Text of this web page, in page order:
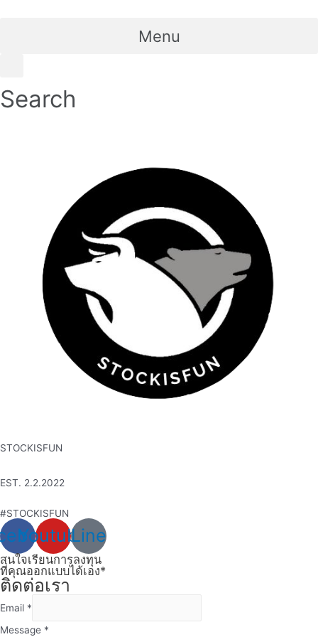
Menu
Search
STOCKISFUN
EST. 2.2.2022
#STOCKISFUN
YoutubeLine
สนใจเรียนการลงทุน
ที่คุณออกแบบได้เอง*
ติดต่อเรา
Email *
Message *